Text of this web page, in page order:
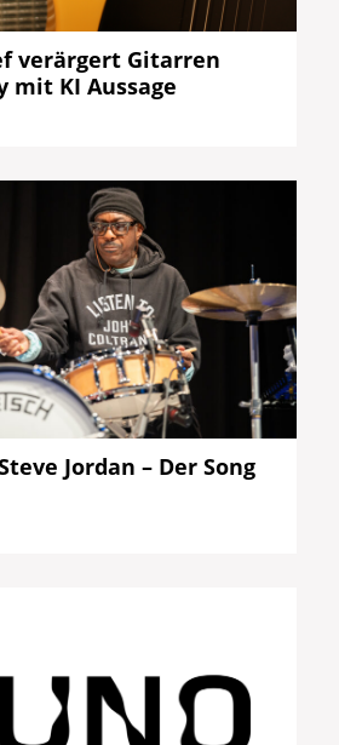
verärgert Gitarren
mit KI Aussage
Jordan – Der Song